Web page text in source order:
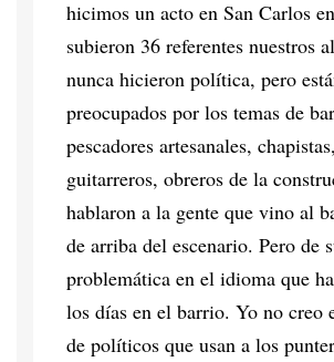
hicimos un acto en San Carlos
subieron 36 referentes nuestros
nunca hicieron política, pero
preocupados por los temas de
pescadores artesanales,
guitarreros, obreros de la
hablaron a la gente que vino al
de arriba del escenario. Pero de
problemática en el idioma que
los días en el barrio. Yo no creo
de políticos que usan a los